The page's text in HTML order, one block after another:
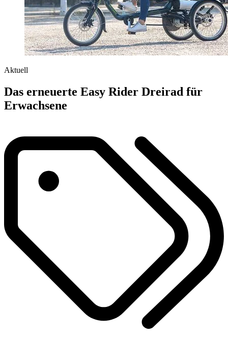
Aktuell
Das erneuerte Easy Rider Dreirad für
Erwachsene